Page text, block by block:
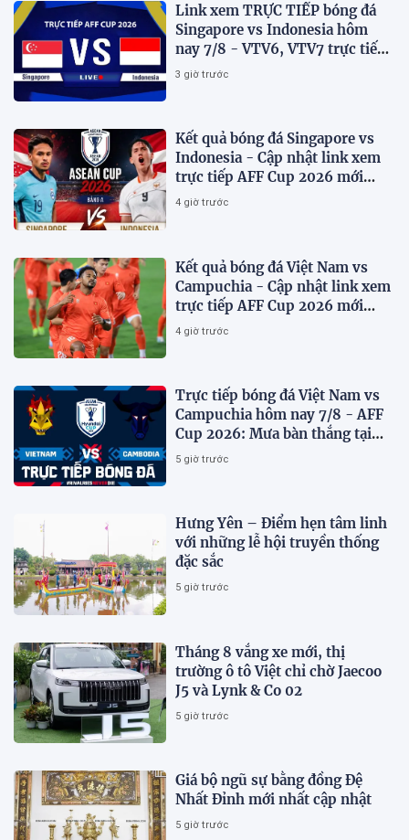
Link xem TRỰC TIẾP bóng đá
Singapore vs Indonesia hôm
nay 7/8 - VTV6, VTV7 trực tiếp
AFF Cup 2026
3 giờ trước
Kết quả bóng đá Singapore vs
Indonesia - Cập nhật link xem
trực tiếp AFF Cup 2026 mới
nhất.
4 giờ trước
Kết quả bóng đá Việt Nam vs
Campuchia - Cập nhật link xem
trực tiếp AFF Cup 2026 mới
nhất
4 giờ trước
Trực tiếp bóng đá Việt Nam vs
Campuchia hôm nay 7/8 - AFF
Cup 2026: Mưa bàn thắng tại
Mỹ Đình?
5 giờ trước
Hưng Yên – Điểm hẹn tâm linh
với những lễ hội truyền thống
đặc sắc
5 giờ trước
Tháng 8 vắng xe mới, thị
trường ô tô Việt chỉ chờ Jaecoo
J5 và Lynk & Co 02
5 giờ trước
Giá bộ ngũ sự bằng đồng Đệ
Nhất Đỉnh mới nhất cập nhật
5 giờ trước